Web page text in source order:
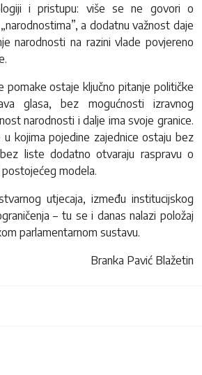
i pristupu: više se ne govori o
a dodatnu važnost daje
narodnosti na razini vlade povjereno
pomake ostaje ključno pitanje političke
glasa, bez mogućnosti izravnog
narodnosti i dalje ima svoje granice.
kojima pojedine zajednice ostaju bez
liste dodatno otvaraju raspravu o
modela.
utjecaja, između institucijskog
– tu se i danas nalazi položaj
parlamentarnom sustavu.
Branka Pavić Blažetin